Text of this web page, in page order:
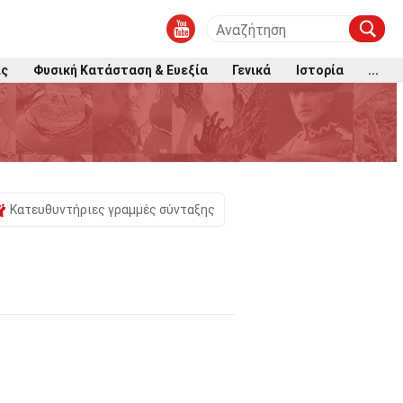
Φυσική Κατάσταση & Ευεξία Γενικά Ιστορία ...
Κατευθυντήριες γραμμές σύνταξης